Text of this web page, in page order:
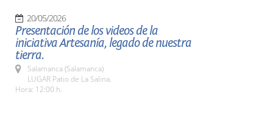
20/05/2026
Presentación de los videos de la
iniciativa Artesanía, legado de nuestra
tierra.
Salamanca (Salamanca)
LUGAR Patio de La Salina.
Hora: 12:00 h.